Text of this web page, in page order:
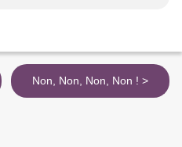
Non, Non, Non, Non ! >